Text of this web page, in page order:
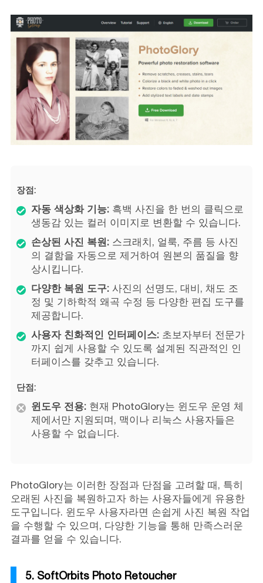
장점:
자동 색상화 기능:흑백 사진을 한 번의 클릭으로
생동감 있는 컬러 이미지로 변환할 수 있습니다.
손상된 사진 복원:스크래치, 얼룩, 주름 등 사진
의 결함을 자동으로 제거하여 원본의 품질을 향
상시킵니다.
다양한 복원 도구:사진의 선명도, 대비, 채도 조
정 및 기하학적 왜곡 수정 등 다양한 편집 도구를
제공합니다.
사용자 친화적인 인터페이스:초보자부터 전문가
까지 쉽게 사용할 수 있도록 설계된 직관적인 인
터페이스를 갖추고 있습니다.
단점:
윈도우 전용:현재 PhotoGlory는 윈도우 운영 체
제에서만 지원되며, 맥이나 리눅스 사용자들은
사용할 수 없습니다.
PhotoGlory는 이러한 장점과 단점을 고려할 때, 특히
오래된 사진을 복원하고자 하는 사용자들에게 유용한
도구입니다. 윈도우 사용자라면 손쉽게 사진 복원 작업
을 수행할 수 있으며, 다양한 기능을 통해 만족스러운
결과를 얻을 수 있습니다.
5. SoftOrbits Photo Retoucher